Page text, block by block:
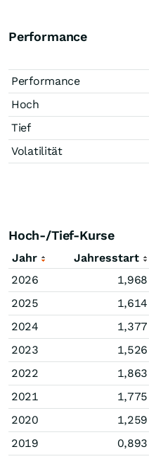
Performance
Performance
Hoch
Tief
Volatilität
Hoch-/Tief-Kurse
Jahr Jahresstart
2026
1,968
2025
1,614
2024
1,377
2023
1,526
2022
1,863
2021
1,775
2020
1,259
2019
0,893